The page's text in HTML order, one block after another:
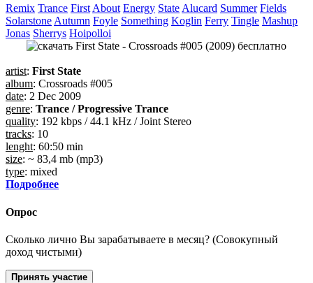
Remix Trance FirstAbout Energy StateAlucard Summer Fields
SolarstoneAutumn Foyle Something Koglin Ferry Tingle Mashup
Jonas Sherrys Hoipolloi
artist: First State
album: Crossroads #005
date: 2 Dec 2009
genre: Trance / Progressive Trance
quality: 192 kbps / 44.1 kHz / Joint Stereo
tracks: 10
lenght: 60:50 min
size: ~ 83,4 mb (mp3)
type: mixed
Подробнее
Опрос
Сколько лично Вы зарабатываете в месяц? (Совокупный
доход чистыми)
Принять участие